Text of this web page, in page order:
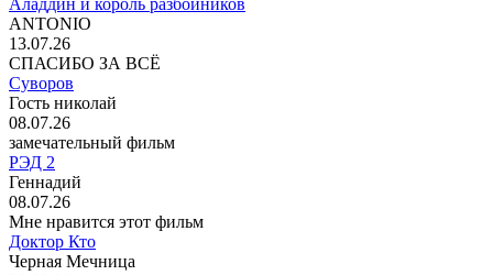
ANTONIO
13.07.26
СПАСИБО ЗА ВСЁ
Суворов
Гость николай
08.07.26
замечательный фильм
РЭД 2
Геннадий
08.07.26
Мне нравится этот фильм
Доктор Кто
Черная Мечница